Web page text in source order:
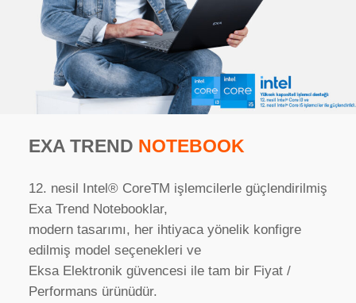
EXA TREND NOTEBOOK
12. nesil Intel® CoreTM işlemcilerle güçlendirilmiş
Exa Trend Notebooklar,
modern tasarımı, her ihtiyaca yönelik konfigre
edilmiş model seçenekleri ve
Eksa Elektronik güvencesi ile tam bir Fiyat /
Performans ürünüdür.